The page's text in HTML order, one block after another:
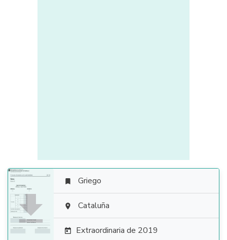

 Griego
 Cataluña
 Extraordinaria de 2019